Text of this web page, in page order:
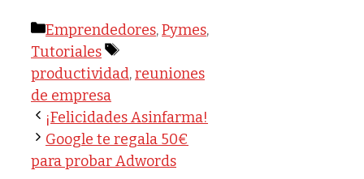
Categorías
Emprendedores,Pymes,
Tutoriales
Etiquetas
productividad,reuniones
de empresa
¡Felicidades Asinfarma!
Google te regala 50€
para probar Adwords